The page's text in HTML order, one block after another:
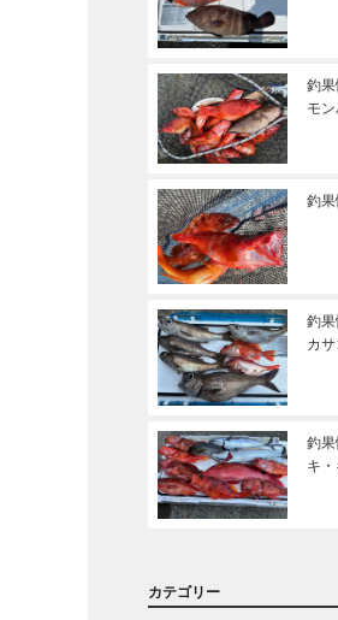
釣
モ
釣
釣
カ
釣
キ
カテゴリー